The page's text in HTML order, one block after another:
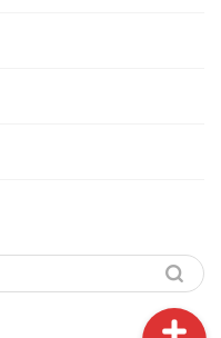
め方まとめ
ッズまとめ